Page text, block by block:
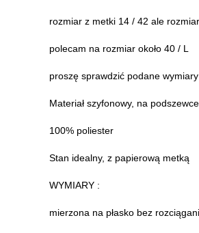
rozmiar z metki 14 / 42 ale
polecam na rozmiar około 40 / L
proszę sprawdzić podane wymiary
Materiał szyfonowy, na podszewce
100% poliester
Stan idealny, z papierową metką
WYMIARY :
mierzona na płasko bez